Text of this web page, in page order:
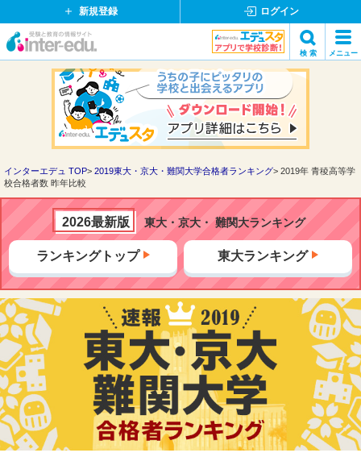
新規登録 ログイン
イ
ド
ッ
ト
検 索 メニュー
検索
インターエデュ TOP 2019東大・京大・難関大学合格者ランキング
2019年 青稜高等学
校合格者数 昨年比較
2026最新版 東大・京大・ 難関大ランキング
ランキングトップ 東大ランキング